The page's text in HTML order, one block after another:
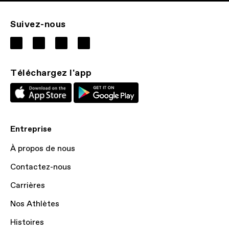
Suivez-nous
Téléchargez l'app
Entreprise
À propos de nous
Contactez-nous
Carrières
Nos Athlètes
Histoires